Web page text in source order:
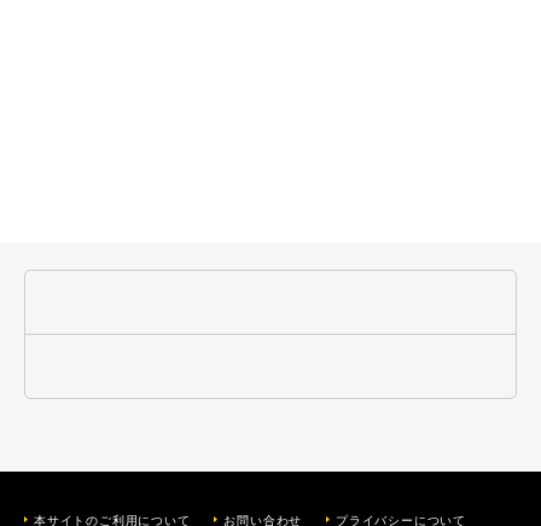
本サイトのご利用について お問い合わせ プライバシーについて